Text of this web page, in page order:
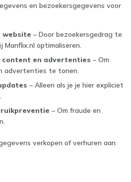
en bezoekersgegevens voor
website – Door bezoekersgedrag te
Manflix.nl optimaliseren.
content en advertenties – Om
advertenties te tonen.
– Alleen als je je hier expliciet
– Om fraude en
verkopen of verhuren aan